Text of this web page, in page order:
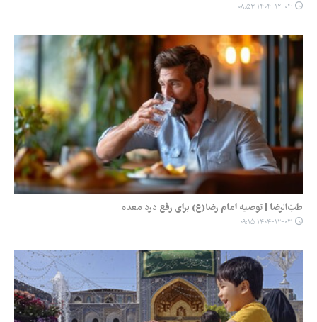
۱۴۰۴-۱۲-۰۴ ۰۸:۵۳
طبّ‌الرضا | توصیه امام رضا(ع) برای رفع درد معده
۱۴۰۴-۱۲-۰۳ ۰۹:۱۵